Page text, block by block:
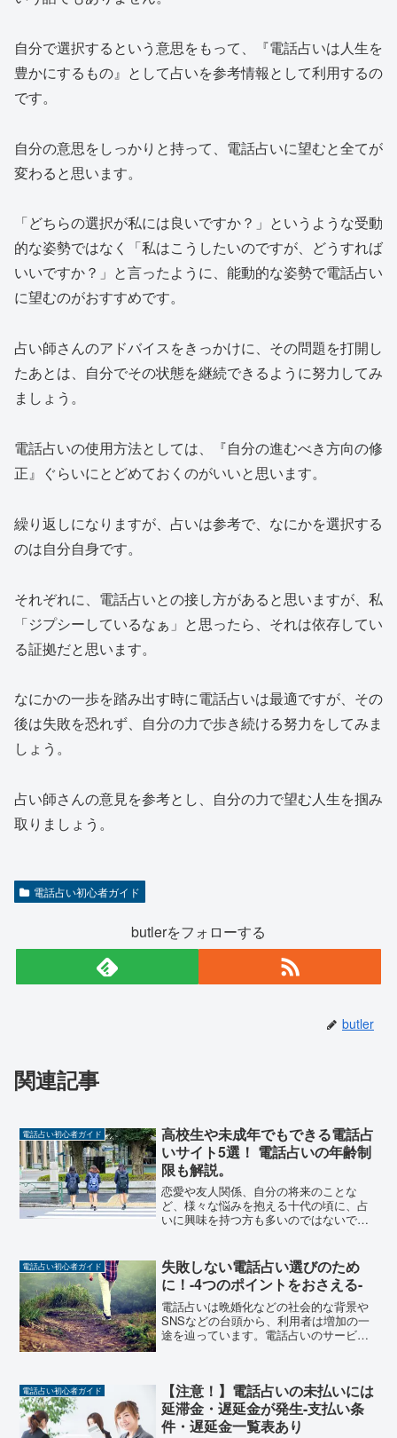
自分で選択するという意思をもって、『電話占いは人生を
豊かにするもの』として占いを参考情報として利用するの
です。
自分の意思をしっかりと持って、電話占いに望むと全てが
変わると思います。
「どちらの選択が私には良いですか？」というような受動
的な姿勢ではなく「私はこうしたいのですが、どうすれば
いいですか？」と言ったように、能動的な姿勢で電話占い
に望むのがおすすめです。
占い師さんのアドバイスをきっかけに、その問題を打開し
たあとは、自分でその状態を継続できるように努力してみ
ましょう。
電話占いの使用方法としては、『自分の進むべき方向の修
正』 ぐらいにとどめておくのがいいと思います。
繰り返しになりますが、占いは参考で、なにかを選択する
のは自分自身です。
それぞれに、電話占いとの接し方があると思いますが、 私
「ジプシーしているなぁ」と思ったら、それは依存してい
る証拠だと思います。
なにかの一歩を踏み出す時に電話占いは最適ですが、その
後は失敗を恐れず、自分の力で歩き続ける努力をしてみま
しょう。
占い師さんの意見を参考とし、自分の力で望む人生を掴み
取りましょう。
電話占い初心者ガイド
butlerをフォローする
butler
関連記事
電話占い初心者ガイド
高校生や未成年でもできる電話占
いサイト5選！ 電話占いの年齢制
限も解説。
恋愛や友人関係、自分の将来のことな
ど、様々な悩みを抱える十代の頃に、占
いに興味を持つ方も多いのではないでし
確かつ具体的なアドバイスをしてくれる
のが「占い」の特徴です。そ...
電話占い初心者ガイド
失敗しない電話占い選びのため
に！-4つのポイントをおさえる-
電話占いは晩婚化などの社会的な背景や
SNSなどの台頭から、利用者は増加の一
途を辿っています。電話占いのサービス
る私たちにとっては喜ばし...
電話占い初心者ガイド
【注意！】電話占いの未払いには
延滞金・遅延金が発生-支払い条
件・遅延金一覧表あり